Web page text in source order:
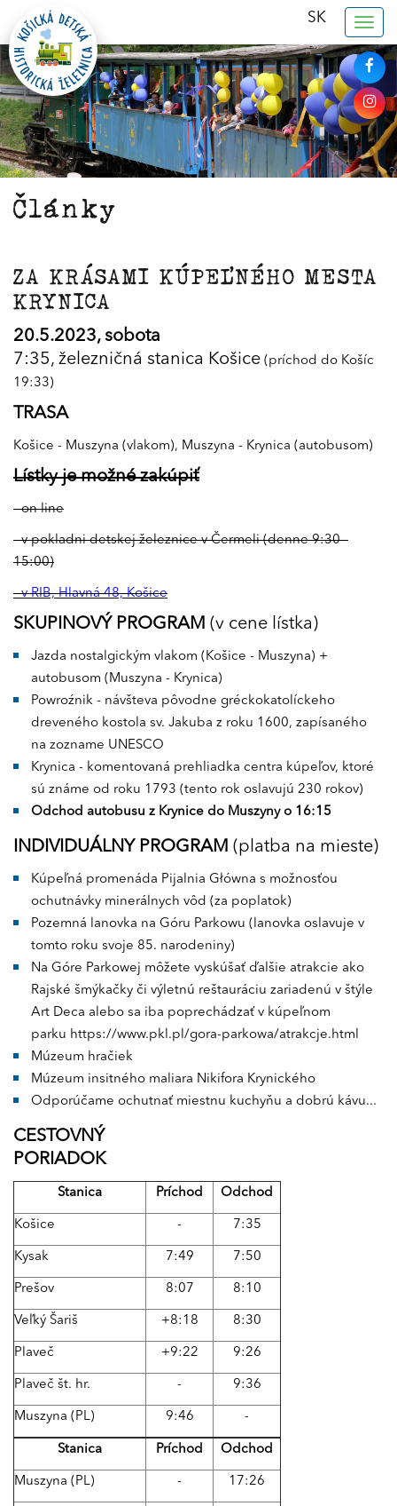
SK
Články
ZA KRÁSAMI KÚPEĽNÉHO MESTA
KRYNICA
20.5.2023, sobota
7:35, železničná stanica Košice (príchod do Košíc
19:33)
TRASA
Košice - Muszyna (vlakom), Muszyna - Krynica (autobusom)
Lístky je možné zakúpiť
- on line
- v pokladni detskej železnice v Čermeli (denne 9:30 -
15:00)
- v RIB, Hlavná 48, Košice
SKUPINOVÝ PROGRAM (v cene lístka)
Jazda nostalgickým vlakom (Košice - Muszyna) +
autobusom (Muszyna - Krynica)
Powroźnik - návšteva pôvodne gréckokatolíckeho
dreveného kostola sv. Jakuba z roku 1600, zapísaného
na zozname UNESCO
Krynica - komentovaná prehliadka centra kúpeľov, ktoré
sú známe od roku 1793 (tento rok oslavujú 230 rokov)
Odchod autobusu z Krynice do Muszyny o 16:15
INDIVIDUÁLNY PROGRAM (platba na mieste)
Kúpeľná promenáda Pijalnia Główna s možnosťou
ochutnávky minerálnych vôd (za poplatok)
Pozemná lanovka na Góru Parkowu (lanovka oslavuje v
tomto roku svoje 85. narodeniny)
Na Góre Parkowej môžete vyskúšať ďalšie atrakcie ako
Rajské šmýkačky či výletnú reštauráciu zariadenú v štýle
Art Deca alebo sa iba poprechádzať v kúpeľnom
parku https://www.pkl.pl/gora-parkowa/atrakcje.html
Múzeum hračiek
Múzeum insitného maliara Nikifora Krynického
Odporúčame ochutnať miestnu kuchyňu a dobrú kávu...
CESTOVNÝ
PORIADOK
Stanica Príchod Odchod
Košice - 7:35
Kysak 7:49 7:50
Prešov 8:07 8:10
Veľký Šariš +8:18 8:30
Plaveč +9:22 9:26
Plaveč št. hr. - 9:36
Muszyna (PL) 9:46 -
Stanica Príchod Odchod
Muszyna (PL) - 17:26